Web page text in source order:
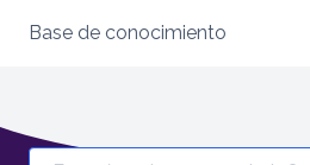
content
Base de conocimiento
Search